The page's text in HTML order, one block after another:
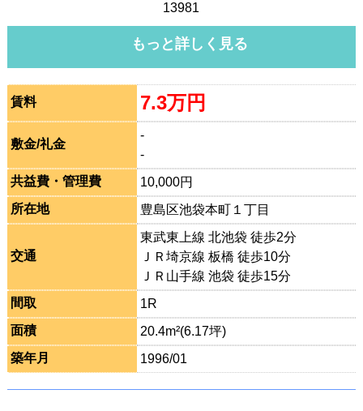
13981
もっと詳しく見る
賃料 7.3万円
敷金/礼金
-
-
共益費・管理費
10,000円
所在地
豊島区池袋本町１丁目
交通
東武東上線 北池袋 徒歩2分
ＪＲ埼京線 板橋 徒歩10分
ＪＲ山手線 池袋 徒歩15分
間取
1R
面積
20.4m²(6.17坪)
築年月
1996/01